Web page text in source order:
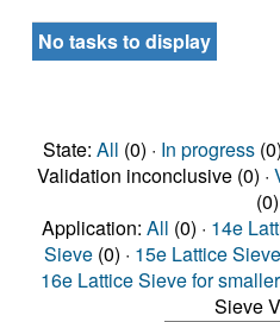
No tasks to display
State: All (0) · In progress
Validation inconclusive (0) ·
(0)
Application: All (0) · 14e
Sieve (0) · 15e Lattice
16e Lattice Sieve for
Sieve